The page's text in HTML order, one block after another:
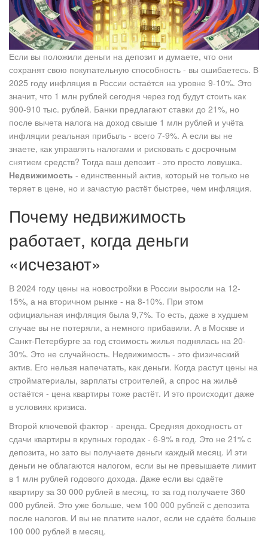
Если вы положили деньги на депозит и думаете, что они
сохранят свою покупательную способность - вы ошибаетесь. В
2025 году инфляция в России остаётся на уровне 9-10%. Это
значит, что 1 млн рублей сегодня через год будут стоить как
900-910 тыс. рублей. Банки предлагают ставки до 21%, но
после вычета налога на доход свыше 1 млн рублей и учёта
инфляции реальная прибыль - всего 7-9%. А если вы не
знаете, как управлять налогами и рисковать с досрочным
снятием средств? Тогда ваш депозит - это просто ловушка.
Недвижимость - единственный актив, который не только не
теряет в цене, но и зачастую растёт быстрее, чем инфляция.
Почему недвижимость
работает, когда деньги
«исчезают»
В 2024 году цены на новостройки в России выросли на 12-
15%, а на вторичном рынке - на 8-10%. При этом
официальная инфляция была 9,7%. То есть, даже в худшем
случае вы не потеряли, а немного прибавили. А в Москве и
Санкт-Петербурге за год стоимость жилья поднялась на 20-
30%. Это не случайность. Недвижимость - это физический
актив. Его нельзя напечатать, как деньги. Когда растут цены на
стройматериалы, зарплаты строителей, а спрос на жильё
остаётся - цена квартиры тоже растёт. И это происходит даже
в условиях кризиса.
Второй ключевой фактор - аренда. Средняя доходность от
сдачи квартиры в крупных городах - 6-9% в год. Это не 21% с
депозита, но зато вы получаете деньги каждый месяц. И эти
деньги не облагаются налогом, если вы не превышаете лимит
в 1 млн рублей годового дохода. Даже если вы сдаёте
квартиру за 30 000 рублей в месяц, то за год получаете 360
000 рублей. Это уже больше, чем 100 000 рублей с депозита
после налогов. И вы не платите налог, если не сдаёте больше
100 000 рублей в месяц.